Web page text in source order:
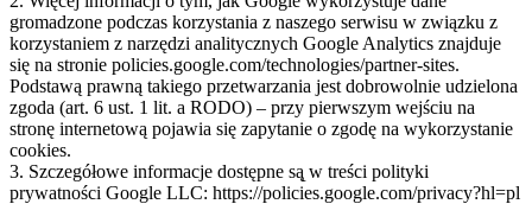
gromadzone podczas korzystania z naszego serwisu w związku z
korzystaniem z narzędzi analitycznych Google Analytics znajduje
się na stronie policies.google.com/technologies/partner-sites.
Podstawą prawną takiego przetwarzania jest dobrowolnie udzielona
zgoda (art. 6 ust. 1 lit. a RODO) – przy pierwszym wejściu na
stronę internetową pojawia się zapytanie o zgodę na wykorzystanie
cookies.
3. Szczegółowe informacje dostępne są̨ w treści polityki
prywatności Google LLC: https://policies.google.com/privacy?hl=pl